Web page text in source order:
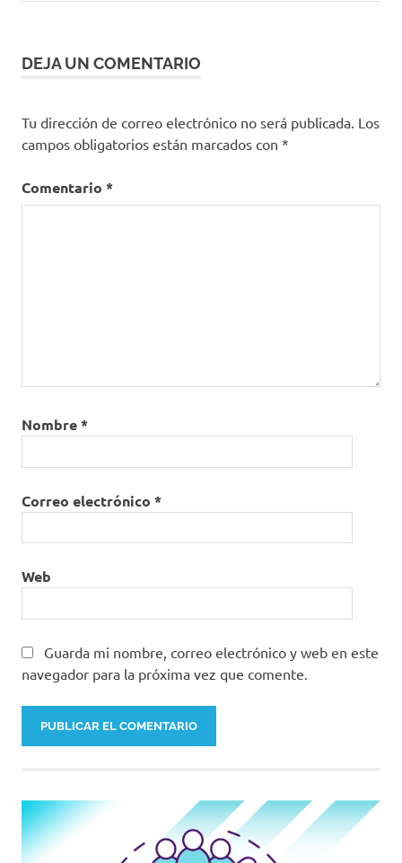
DEJA UN COMENTARIO
Tu dirección de correo electrónico no será publicada. Los
campos obligatorios están marcados con *
Comentario *
Nombre*
Correo electrónico *
Web
Guarda mi nombre, correo electrónico y web en este
navegador para la próxima vez que comente.